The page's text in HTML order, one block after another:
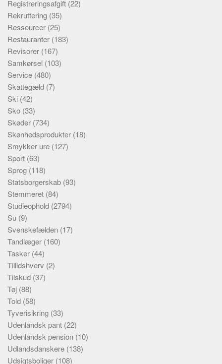
Registreringsafgift (22)
Rekruttering (35)
Ressourcer (25)
Restauranter (183)
Revisorer (167)
Samkørsel (103)
Service (480)
Skattegæld (7)
Ski (42)
Sko (33)
Skøder (734)
Skønhedsprodukter (18)
Smykker ure (127)
Sport (63)
Sprog (118)
Statsborgerskab (93)
Stemmeret (84)
Studieophold (2794)
Su (9)
Svenskefælden (17)
Tandlæger (160)
Tasker (44)
Tillidshverv (2)
Tilskud (37)
Tøj (88)
Told (58)
Tyverisikring (33)
Udenlandsk pant (22)
Udenlandsk pension (10)
Udlandsdanskere (138)
Udsigtsboliger (108)